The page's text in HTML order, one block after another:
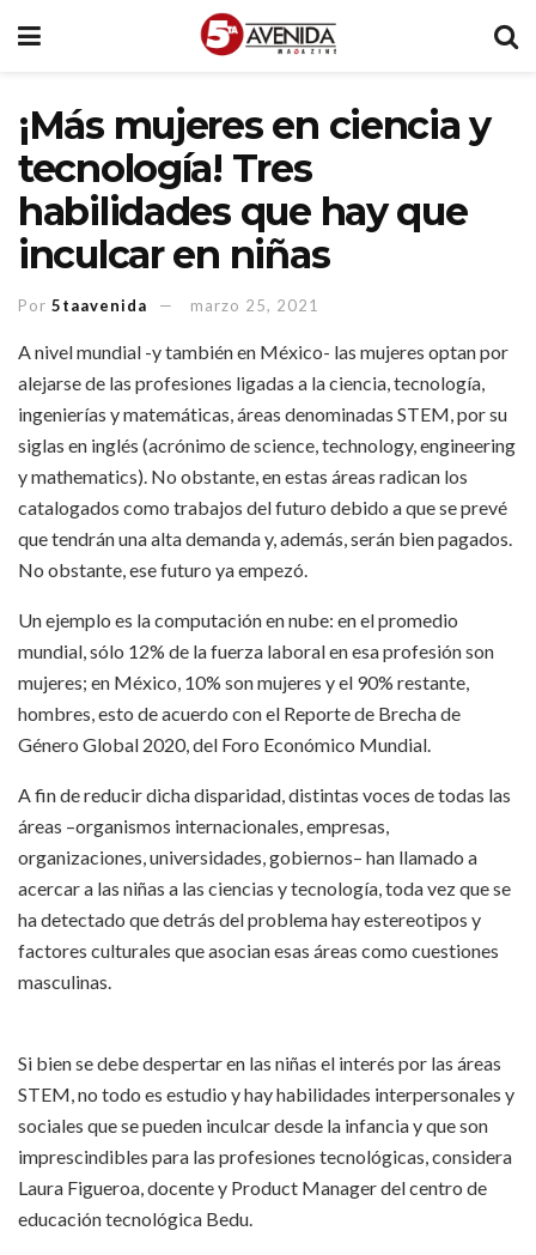
¡Más mujeres en ciencia y
tecnología! Tres
habilidades que hay que
inculcar en niñas
Por 5taavenida marzo 25, 2021
A nivel mundial -y también en México- las mujeres optan por
alejarse de las profesiones ligadas a la ciencia, tecnología,
ingenierías y matemáticas, áreas denominadas STEM, por su
siglas en inglés (acrónimo de science, technology, engineering
y mathematics). No obstante, en estas áreas radican los
catalogados como trabajos del futuro debido a que se prevé
que tendrán una alta demanda y, además, serán bien pagados.
No obstante, ese futuro ya empezó.
Un ejemplo es la computación en nube: en el promedio
mundial, sólo 12% de la fuerza laboral en esa profesión son
mujeres; en México, 10% son mujeres y el 90% restante,
hombres, esto de acuerdo con el Reporte de Brecha de
Género Global 2020, del Foro Económico Mundial.
A fin de reducir dicha disparidad, distintas voces de todas las
áreas –organismos internacionales, empresas,
organizaciones, universidades, gobiernos– han llamado a
acercar a las niñas a las ciencias y tecnología, toda vez que se
ha detectado que detrás del problema hay estereotipos y
factores culturales que asocian esas áreas como cuestiones
masculinas.
Si bien se debe despertar en las niñas el interés por las áreas
STEM, no todo es estudio y hay habilidades interpersonales y
sociales que se pueden inculcar desde la infancia y que son
imprescindibles para las profesiones tecnológicas, considera
Laura Figueroa, docente y Product Manager del centro de
educación tecnológica Bedu.